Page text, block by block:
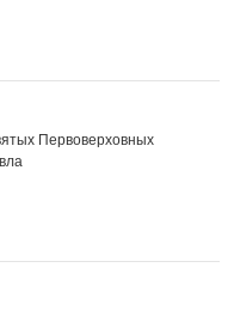
Первоверховных